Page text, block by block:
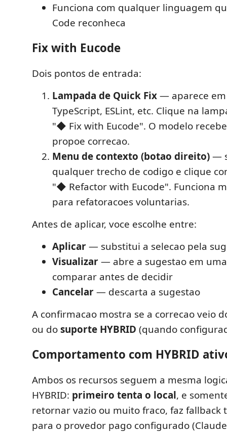
Funciona com qualquer linguagem
Code reconheca
Fix with Eucode
Dois pontos de entrada:
Lampada de Quick Fix— aparece
TypeScript, ESLint, etc. Clique na
"◆ Fix with Eucode". O modelo
propoe correcao.
Menu de contexto (botao direito)—
qualquer trecho de codigo e clique
"◆ Refactor with Eucode". Funciona
para refatoracoes voluntarias.
Antes de aplicar, voce escolhe entre:
Aplicar— substitui a selecao pela
Visualizar— abre a sugestao em
comparar antes de decidir
Cancelar— descarta a sugestao
A confirmacao mostra se a correcao veio
ou dosuporte HYBRID (quando
Comportamento com HYBRID
Ambos os recursos seguem a mesma
HYBRID: primeiro tenta o local, e
retornar vazio ou muito fraco, faz fallback
para o provedor pago configurado